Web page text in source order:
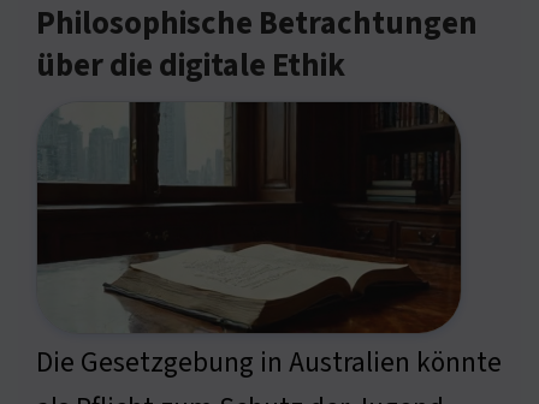
Philosophische Betrachtungen
über die digitale Ethik
Die Gesetzgebung in Australien könnte